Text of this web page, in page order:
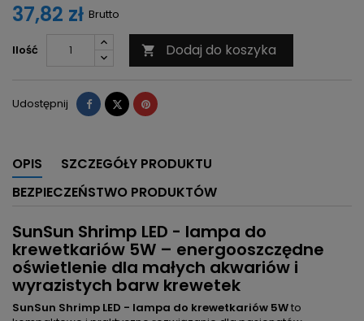
37,82 zł Brutto
Ilość  Dodaj do koszyka
Udostępnij Udostępnij
TweetujPinterest
OPIS
SZCZEGÓŁY PRODUKTU
BEZPIECZEŃSTWO PRODUKTÓW
SunSun Shrimp LED - lampa do
krewetkariów 5W – energooszczędne
oświetlenie dla małych akwariów i
wyrazistych barw krewetek
SunSun Shrimp LED - lampa do krewetkariów 5Wto